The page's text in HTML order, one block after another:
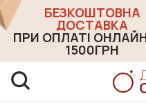
БЕЗКОШТОВНА
ДОСТАВКА
ПРИ ОПЛАТІ
1500ГРН